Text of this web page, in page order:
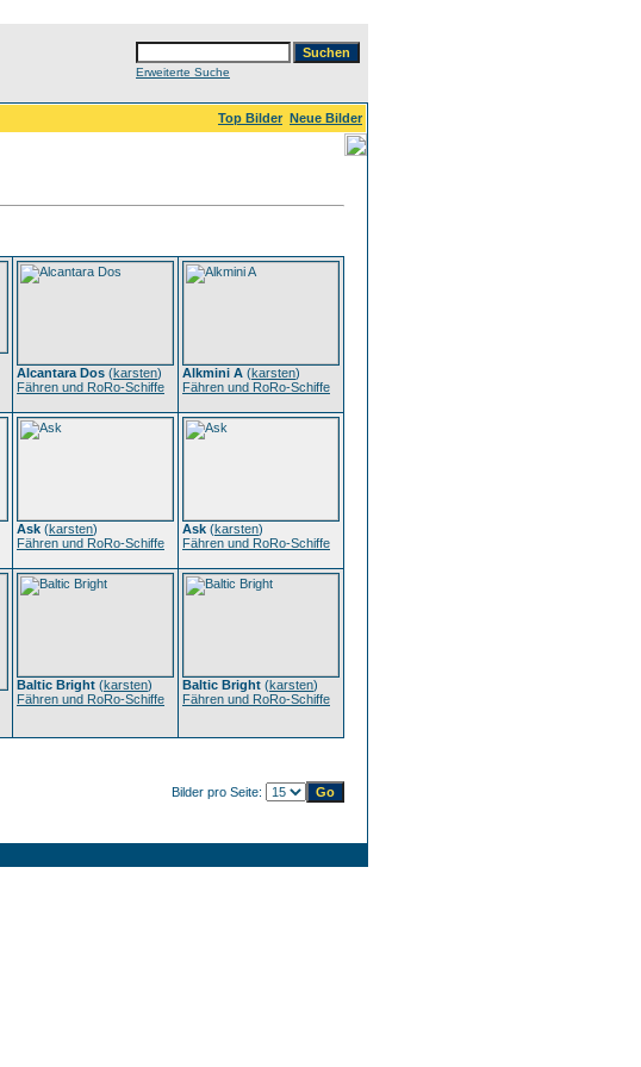
Erweiterte Suche
Top Bilder Neue Bilder
Alcantara Dos (karsten)
Fähren und RoRo-Schiffe
Alkmini A (karsten)
Fähren und RoRo-Schiffe
Ask (karsten)
Fähren und RoRo-Schiffe
Ask (karsten)
Fähren und RoRo-Schiffe
Baltic Bright (karsten)
Fähren und RoRo-Schiffe
Baltic Bright (karsten)
Fähren und RoRo-Schiffe
Bilder pro Seite: